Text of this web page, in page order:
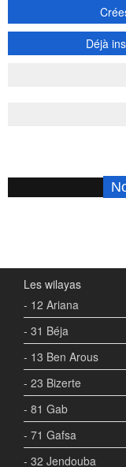
Déjà
Les wilayas
- 12 Ariana
- 31 Béja
- 13 Ben Arous
- 23 Bizerte
- 81 Gab
- 71 Gafsa
- 32 Jendouba